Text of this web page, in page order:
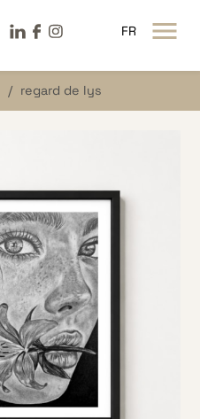
FR
LinkeDin
FacebookInstagram
regard de lys